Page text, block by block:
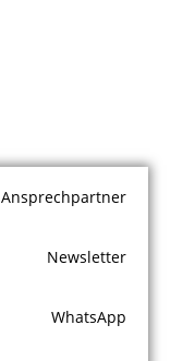
Ansprechpartner
Newsletter
WhatsApp